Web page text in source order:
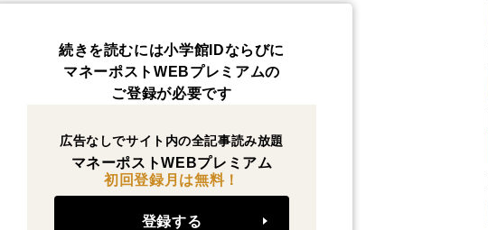
続きを読むには小学館IDならびに
マネーポストWEBプレミアムの
ご登録が必要です
広告なしでサイト内の全記事読み放題
マネーポストWEBプレミアム
初回登録月は無料！
登録する